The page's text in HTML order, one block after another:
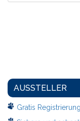
AUSSTELLER
Gratis